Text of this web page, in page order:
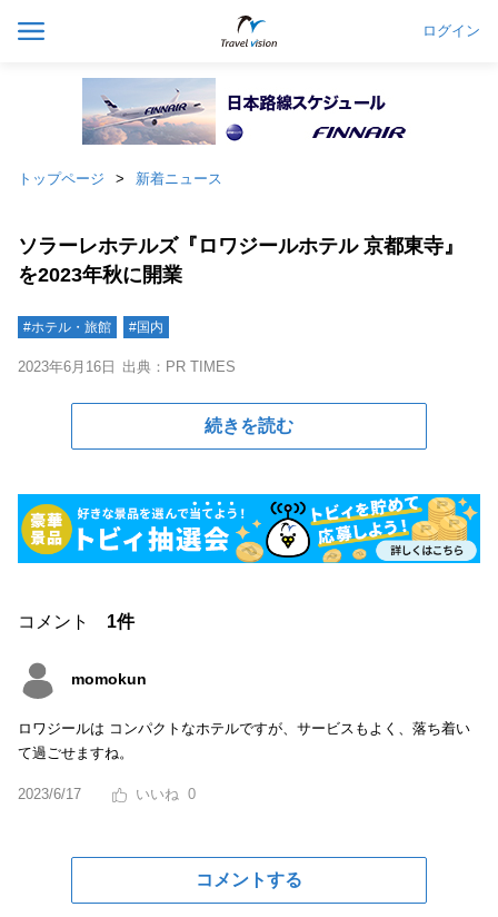
ログイン
トップページ 新着ニュース
ソラーレホテルズ『ロワジールホテル 京都東寺』
を2023年秋に開業
#ホテル・旅館 #国内
2023年6月16日 出典：PR TIMES
続きを読む
コメント 1件
momokun
ロワジールは コンパクトなホテルですが、サービスもよく、落ち着い
て過ごせますね。
2023/6/17 0
コメントする